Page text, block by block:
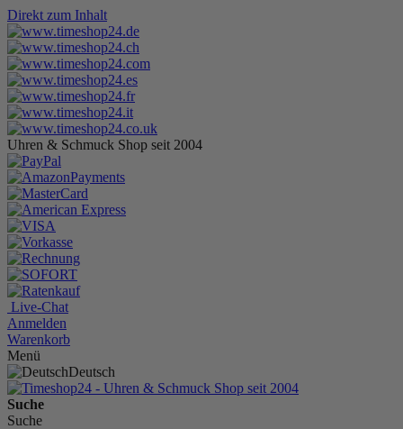
Direkt zum Inhalt
Uhren & Schmuck Shop seit 2004
Live-Chat
Anmelden
Warenkorb
Menü
Deutsch
Suche
Suche